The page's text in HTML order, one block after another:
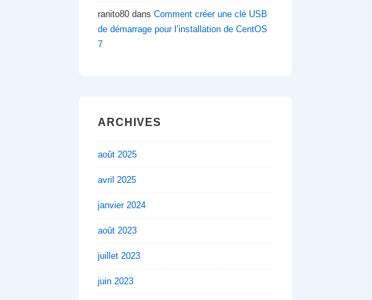
ranito80 dans Comment créer une clé USB
de démarrage pour l’installation de CentOS
7
ARCHIVES
août 2025
avril 2025
janvier 2024
août 2023
juillet 2023
juin 2023